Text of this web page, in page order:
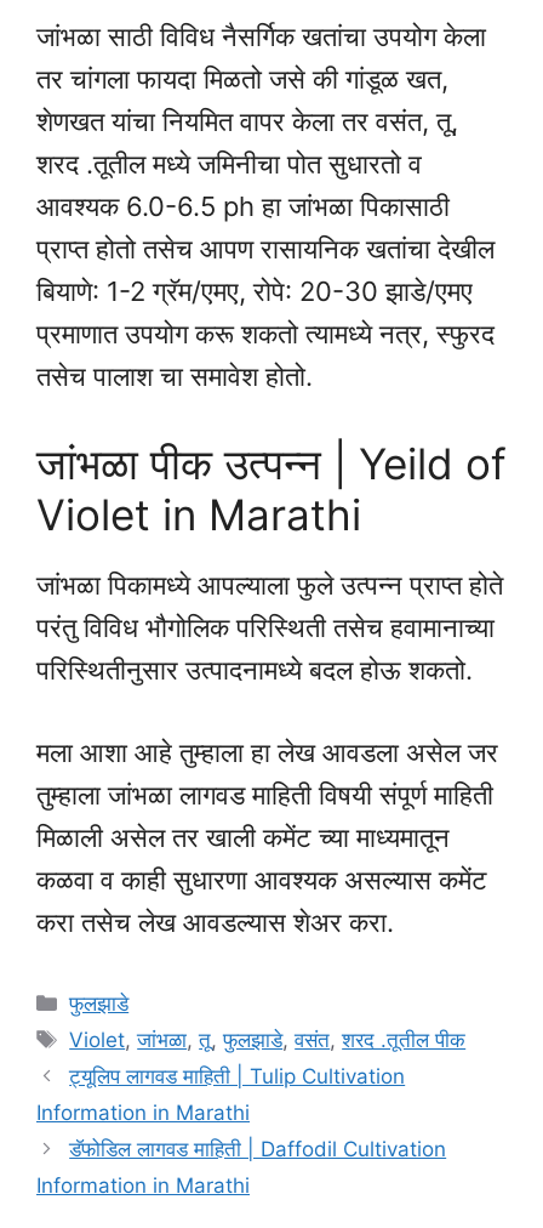
जांभळा साठी विविध नैसर्गिक खतांचा उपयोग केला
तर चांगला फायदा मिळतो जसे की गांडूळ खत,
शेणखत यांचा नियमित वापर केला तर वसंत, तू,
शरद .तूतील मध्ये जमिनीचा पोत सुधारतो व
आवश्यक 6.0-6.5 ph हा जांभळा पिकासाठी
प्राप्त होतो तसेच आपण रासायनिक खतांचा देखील
बियाणे: 1-2 ग्रॅम/एमए, रोपे: 20-30 झाडे/एमए
प्रमाणात उपयोग करू शकतो त्यामध्ये नत्र, स्फुरद
तसेच पालाश चा समावेश होतो.
जांभळा पीक उत्पन्न | Yeild of
Violet in Marathi
जांभळा पिकामध्ये आपल्याला फुले उत्पन्न प्राप्त होते
परंतु विविध भौगोलिक परिस्थिती तसेच हवामानाच्या
परिस्थितीनुसार उत्पादनामध्ये बदल होऊ शकतो.
मला आशा आहे तुम्हाला हा लेख आवडला असेल जर
तुम्हाला जांभळा लागवड माहिती विषयी संपूर्ण माहिती
मिळाली असेल तर खाली कमेंट च्या माध्यमातून
कळवा व काही सुधारणा आवश्यक असल्यास कमेंट
करा तसेच लेख आवडल्यास शेअर करा.
Categories
फुलझाडे
Tags
Violet,जांभळा,तू,फुलझाडे,वसंत,शरद .तूतील पीक
ट्यूलिप लागवड माहिती | Tulip Cultivation
Information in Marathi
डॅफोडिल लागवड माहिती | Daffodil Cultivation
Information in Marathi